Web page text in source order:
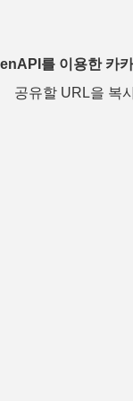
를 이용한 카
공유할 URL을 복